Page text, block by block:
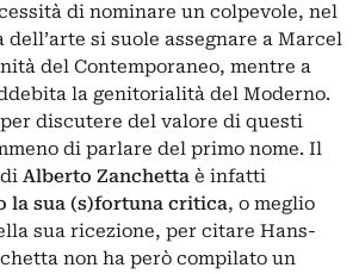
di nominare un colpevole, nel
si suole assegnare a Marcel
del Contemporaneo, mentre a
la genitorialità del Moderno.
discutere del valore di questi
di parlare del primo nome. Il
Alberto Zanchetta è infatti
la sua (s)fortuna critica, o meglio
sua ricezione, per citare Hans-
non ha però compilato un